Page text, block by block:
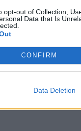
opt-out of Collection,
Data that Is
CONFIRM
Data Deletion
όταν, υπό
ένα
σε
προς την